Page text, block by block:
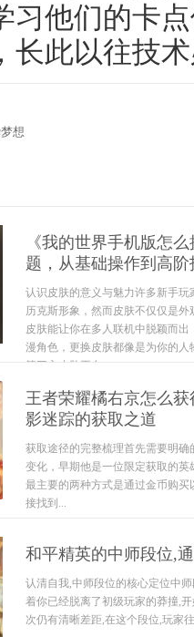
习他们的卡
长此以往技
想
《我的世界手机版怎
题，从基础操作到高
认识皮肤的意义与魅力许多新手
历克斯形象，然而皮肤不仅仅是
皮肤能让你在多人联机中脱颖而
漫角色，更换皮肤都像是为你的
第三方皮肤平台...
王者荣耀橘右京怎么
影迷踪的获取之道
获取途径的完整梳理首先需要明
变化，早期他是一位限定获取的
最主要的两种方式是通过金币购
接找到...
和平精英的中师段位,
认清自我,中师段位的核心定位中
着你已经脱离了初级玩家的莽撞,
次仍有清晰差距,在这个段位,玩家